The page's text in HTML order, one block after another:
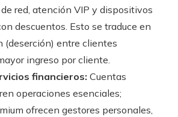
red, atención VIP y dispositivos
descuentos. Esto se traduce en
(deserción) entre clientes
ingreso por cliente.
financieros: Cuentas
operaciones esenciales;
ofrecen gestores personales,